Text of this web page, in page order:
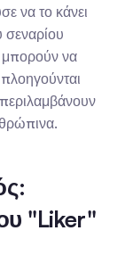
να το κάνει
μπορούν να
"Liker"